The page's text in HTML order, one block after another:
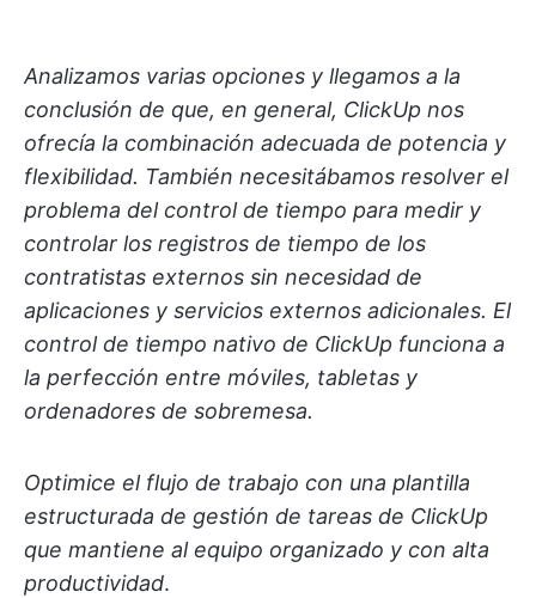
Analizamos varias opciones y llegamos a la
conclusión de que, en general, ClickUp nos
ofrecía la combinación adecuada de potencia y
flexibilidad. También necesitábamos resolver el
problema del control de tiempo para medir y
controlar los registros de tiempo de los
contratistas externos sin necesidad de
aplicaciones y servicios externos adicionales. El
control de tiempo nativo de ClickUp funciona a
la perfección entre móviles, tabletas y
ordenadores de sobremesa.
Optimice el flujo de trabajo con una plantilla
estructurada de gestión de tareas de ClickUp
que mantiene al equipo organizado y con alta
productividad.